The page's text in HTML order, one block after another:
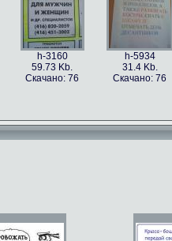
h-3160
59.73 Kb.
Скачано: 76
h-5934
31.4 Kb.
Скачано: 76